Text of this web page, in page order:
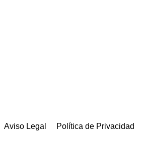
Aviso Legal Política de Privacidad